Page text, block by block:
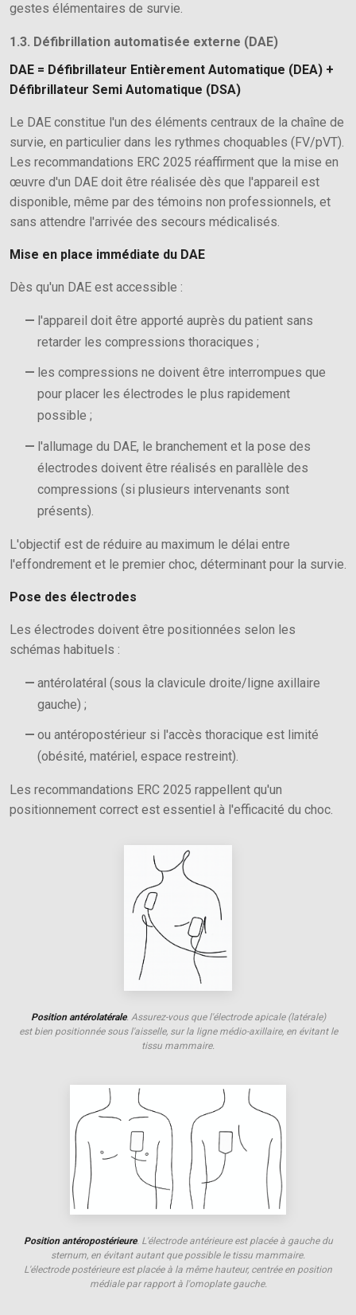
gestes élémentaires de survie.
1.3. Défibrillation automatisée externe (DAE)
DAE = Défibrillateur Entièrement Automatique (DEA) +
Défibrillateur Semi Automatique (DSA)
Le DAE constitue l'un des éléments centraux de la chaîne de
survie, en particulier dans les rythmes choquables (FV/pVT).
Les recommandations ERC 2025 réaffirment que la mise en
œuvre d'un DAE doit être réalisée dès que l'appareil est
disponible, même par des témoins non professionnels, et
sans attendre l'arrivée des secours médicalisés.
Mise en place immédiate du DAE
Dès qu'un DAE est accessible :
l'appareil doit être apporté auprès du patient sans
retarder les compressions thoraciques ;
les compressions ne doivent être interrompues que
pour placer les électrodes le plus rapidement
possible ;
l'allumage du DAE, le branchement et la pose des
électrodes doivent être réalisés en parallèle des
compressions (si plusieurs intervenants sont
présents).
L'objectif est de réduire au maximum le délai entre
l'effondrement et le premier choc, déterminant pour la survie.
Pose des électrodes
Les électrodes doivent être positionnées selon les
schémas habituels :
antérolatéral (sous la clavicule droite/ligne axillaire
gauche) ;
ou antéropostérieur si l'accès thoracique est limité
(obésité, matériel, espace restreint).
Les recommandations ERC 2025 rappellent qu'un
positionnement correct est essentiel à l'efficacité du choc.
Position antérolatérale. Assurez-vous que l'électrode apicale (latérale)
est bien positionnée sous l'aisselle, sur la ligne médio-axillaire, en évitant le
tissu mammaire.
Position antéropostérieure. L'électrode antérieure est placée à gauche du
sternum, en évitant autant que possible le tissu mammaire.
L'électrode postérieure est placée à la même hauteur, centrée en position
médiale par rapport à l'omoplate gauche.